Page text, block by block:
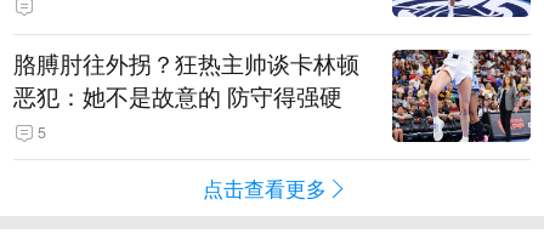
胳膊肘往外拐？狂热主帅谈卡林顿
恶犯：她不是故意的 防守得强硬
5
点击查看更多